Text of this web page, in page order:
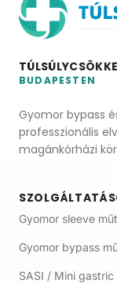
BUDAPESTEN
Gyomor bypass
professzionális
magánkórházi
Gyomor sleeve
Gyomor bypass
SASI / Mini